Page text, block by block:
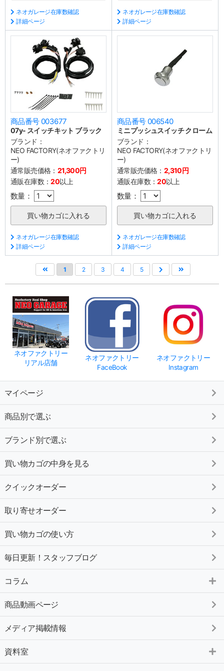
ネオガレージ在庫数確認
詳細ページ
ネオガレージ在庫数確認
詳細ページ
商品番号 003677
07y- スイッチキット ブラック
ブランド：
NEO FACTORY(ネオファクトリ
ー)
通常販売価格： 21,300円
通販在庫数：20以上
数量：
ネオガレージ在庫数確認
詳細ページ
商品番号 006540
ミニプッシュスイッチ クローム
ブランド：
NEO FACTORY(ネオファクトリ
ー)
通常販売価格： 2,310円
通販在庫数：20以上
数量：
ネオガレージ在庫数確認
詳細ページ
1 2 3 4 5
ネオファクトリー
リアル店舗
ネオファクトリー
FaceBook
ネオファクトリー
Instagram
マイページ
商品別で選ぶ
ブランド別で選ぶ
買い物カゴの中身を見る
クイックオーダー
取り寄せオーダー
買い物カゴの使い方
毎日更新！スタッフブログ
コラム
商品動画ページ
メディア掲載情報
資料室